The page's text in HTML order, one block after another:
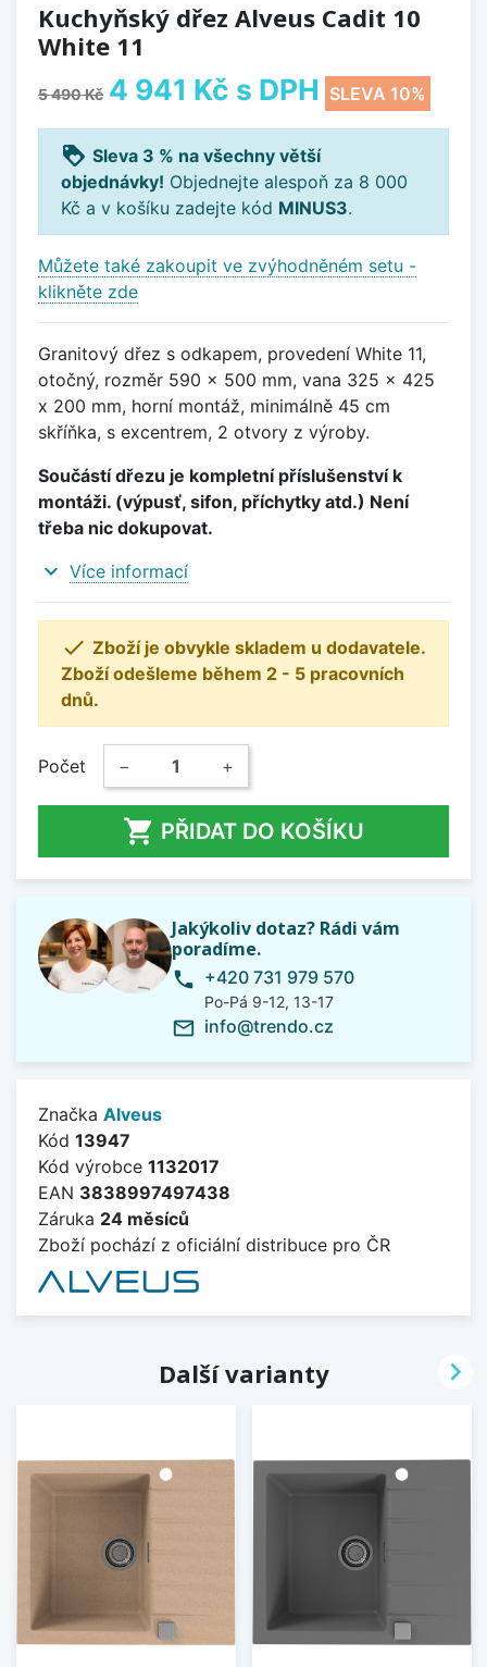
Kuchyňský dřez Alveus Cadit 10
White 11
5 490 Kč 4 941 Kč s DPH SLEVA 10%
loyalty Sleva 3 % na všechny větší
objednávky! Objednejte alespoň za 8 000
Kč a v košíku zadejte kód MINUS3.
Můžete také zakoupit ve zvýhodněném setu -
klikněte zde
Granitový dřez s odkapem, provedení White 11,
otočný, rozměr 590 x 500 mm, vana 325 x 425
x 200 mm, horní montáž, minimálně 45 cm
skříňka, s excentrem, 2 otvory z výroby.
Součástí dřezu je kompletní příslušenství k
montáži. (výpusť, sifon, příchytky atd.) Není
třeba nic dokupovat.
expand_more Více informací
 Zboží je obvykle skladem u dodavatele.
Zboží odešleme během 2 - 5 pracovních
dnů.
Počet − +
 PŘIDAT DO KOŠÍKU
Jakýkoliv dotaz? Rádi vám
poradíme.
phone +420 731 979 570
Po-Pá 9-12, 13-17
mail_outline info@trendo.cz
Značka Alveus
Kód 13947
Kód výrobce 1132017
EAN 3838997497438
Záruka 24 měsíců
Zboží pochází z oficiální distribuce pro ČR
Další varianty 